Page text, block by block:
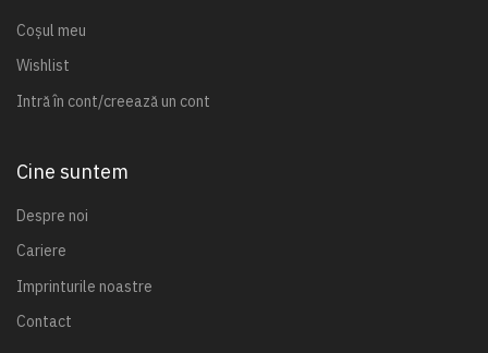
Coșul meu
Wishlist
Intră în cont/creează un cont
Cine suntem
Despre noi
Cariere
Imprinturile noastre
Contact